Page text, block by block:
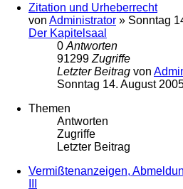
Zitation und Urheberrecht
von Administrator » Sonntag
Der Kapitelsaal
0 Antworten
91299 Zugriffe
Letzter Beitrag von
Sonntag 14. August
Themen
Antworten
Zugriffe
Letzter Beitrag
Vermißtenanzeigen,